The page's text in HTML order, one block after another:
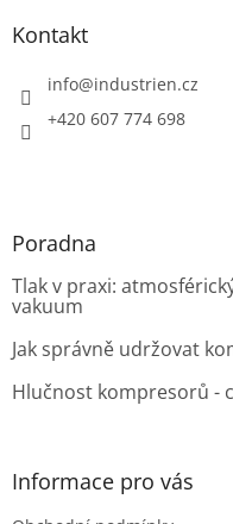
Kontakt
info@industrien.cz
+420 607 774 698
Poradna
Tlak v praxi:
vakuum
Jak správně udržovat
Hlučnost kompresorů -
Informace pro vás